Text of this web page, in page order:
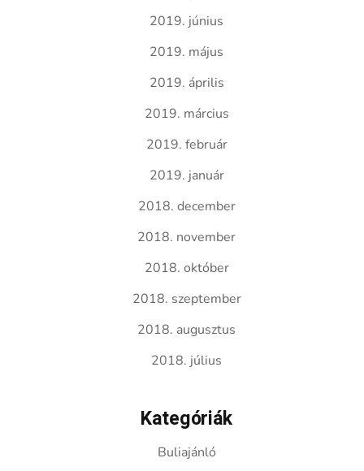
2019. június
2019. május
2019. április
2019. március
2019. február
2019. január
2018. december
2018. november
2018. október
2018. szeptember
2018. augusztus
2018. július
Kategóriák
Buliajánló